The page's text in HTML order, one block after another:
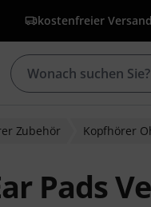
kostenfreier
Zubehör Kopfhörer
Pads